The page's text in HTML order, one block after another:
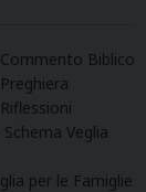
Biblico
Veglia
per le Famiglie